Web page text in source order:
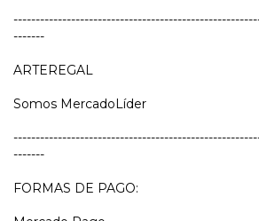
-------
ARTEREGAL
Somos MercadoLíder
-------
FORMAS DE PAGO: